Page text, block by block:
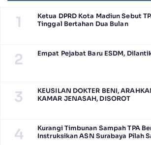
1
Ketua DPRD Kota Madiun Sebut
Tinggal Bertahan Dua Bulan
2 Empat Pejabat Baru ESDM,
3
KEUSILAN DOKTER BENI,
KAMAR JENASAH, DISOROT
4
Kurangi Timbunan Sampah TPA
Instruksikan ASN Surabaya Pilah